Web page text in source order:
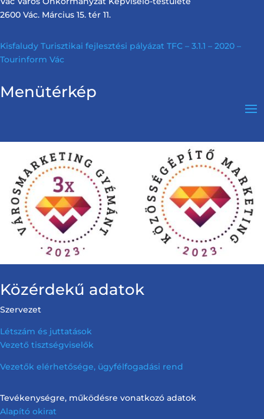
2600 Vác. Március 15. tér 11.
Kisfaludy Turisztikai fejlesztési pályázat TFC – 3.1.1 – 2020 –
Tourinform Vác
Menütérkép
Közérdekű adatok
Szervezet
Létszám és juttatások
Vezető tisztségviselők
Vezetők elérhetősége, ügyfélfogadási rend
Tevékenységre, működésre vonatkozó adatok
Alapító okirat